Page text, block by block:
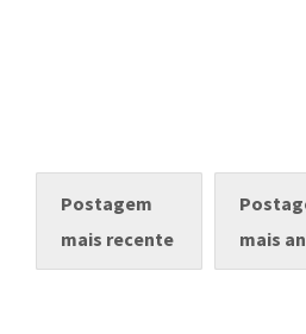
Postagem
mais recente
mais